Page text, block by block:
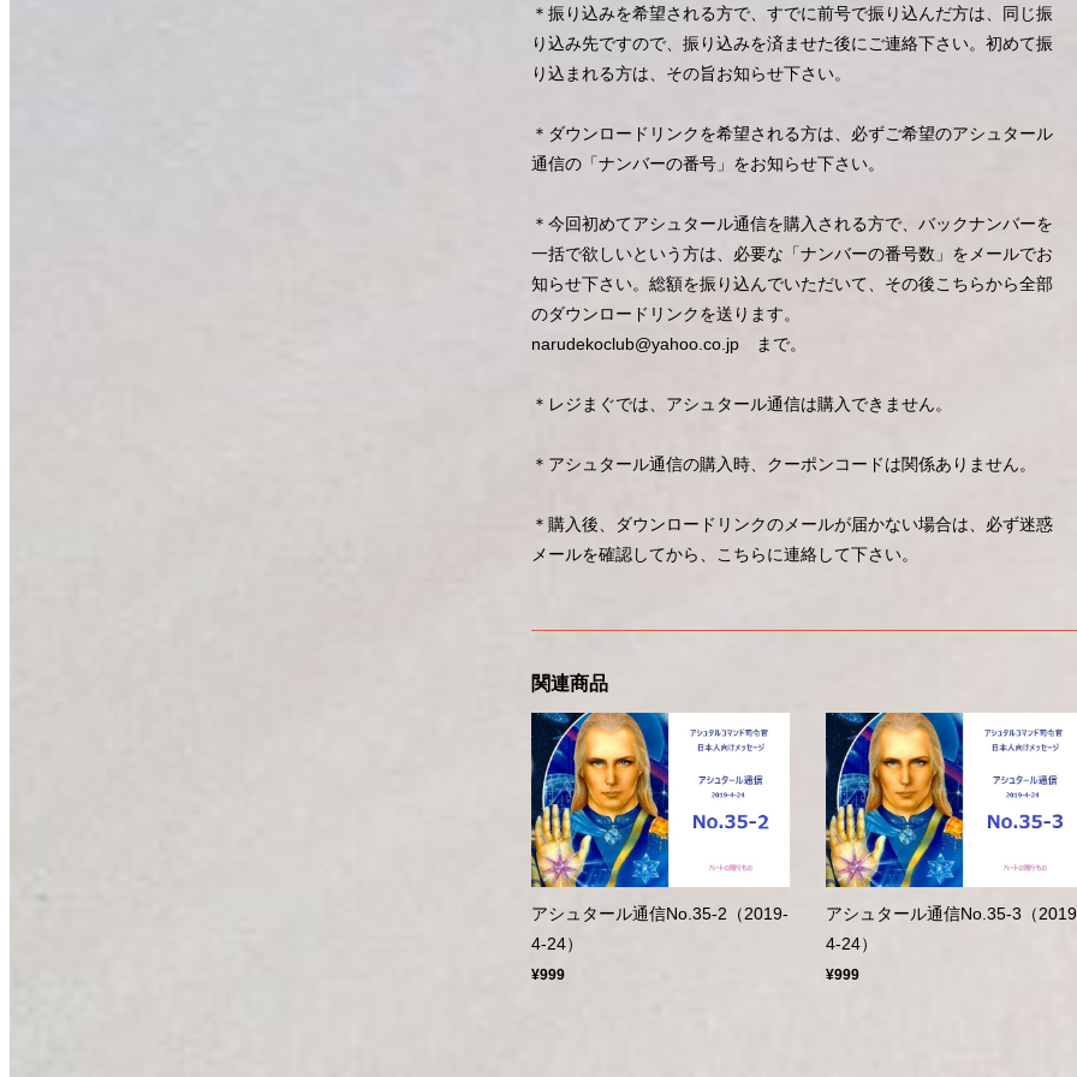
＊振り込みを希望される方で、すでに前号で振り込んだ方は、同じ振
り込み先ですので、振り込みを済ませた後にご連絡下さい。初めて振
り込まれる方は、その旨お知らせ下さい。
＊ダウンロードリンクを希望される方は、必ずご希望のアシュタール
通信の「ナンバーの番号」をお知らせ下さい。
＊今回初めてアシュタール通信を購入される方で、バックナンバーを
一括で欲しいという方は、必要な「ナンバーの番号数」をメールでお
知らせ下さい。総額を振り込んでいただいて、その後こちらから全部
のダウンロードリンクを送ります。
narudekoclub@yahoo.co.jp まで。
＊レジまぐでは、アシュタール通信は購入できません。
＊アシュタール通信の購入時、クーポンコードは関係ありません。
＊購入後、ダウンロードリンクのメールが届かない場合は、必ず迷惑
メールを確認してから、こちらに連絡して下さい。
関連商品
アシュタール通信No.35-2（2019-
4-24）
¥999
アシュタール通信No.35-3（
4-24）
¥999